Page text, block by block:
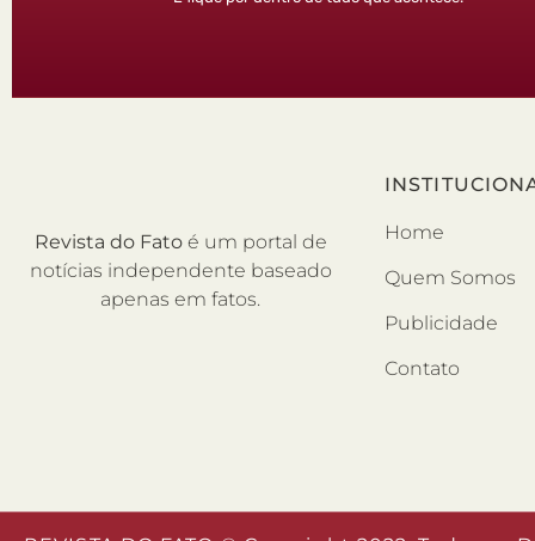
Revista do Fato é um portal de
notícias independente baseado
apenas em fatos.
Home
Quem Somos
Publicidade
Contato